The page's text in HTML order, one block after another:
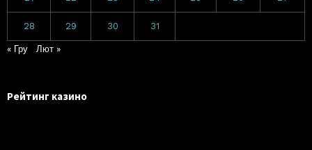
28 29 30 31
« Гру Лют »
Рейтинг казино